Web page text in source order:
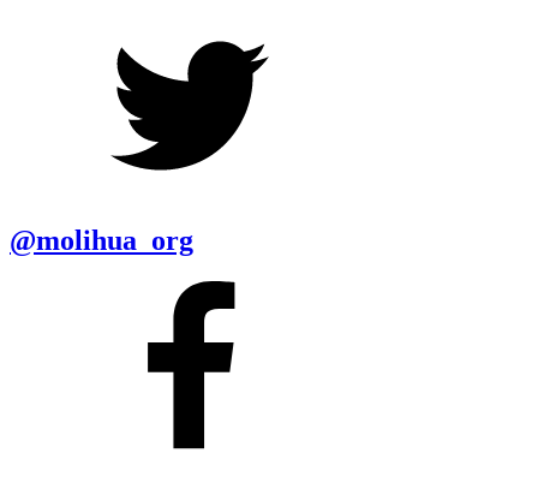
@molihua_org